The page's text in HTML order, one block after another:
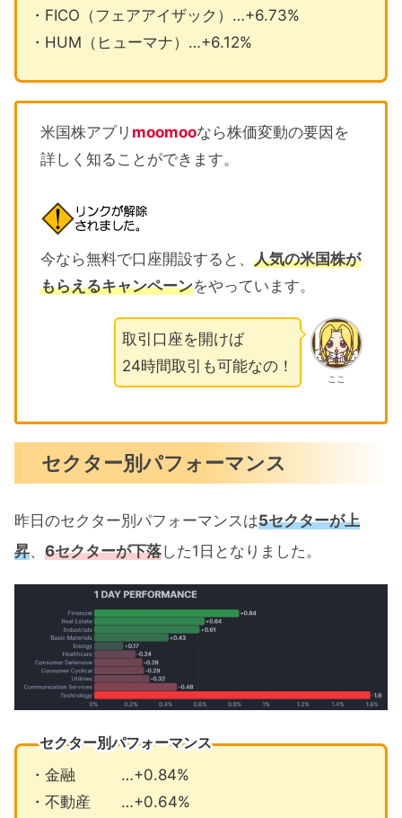
・FICO（フェアアイザック）…+6.73%
・HUM（ヒューマナ）…+6.12%
米国株アプリ moomooなら株価変動の要因を
詳しく知ることができます。
今なら無料で口座開設すると、 人気の米国株が
もらえるキャンペーンをやっています。
ここ
取引口座を開けば
24時間取引も可能なの！
セクター別パフォーマンス
昨日のセクター別パフォーマンスは5セクターが上
昇、 6セクターが下落した1日となりました。
セクター別パフォーマンス
・金融 …+0.84%
・不動産 …+0.64%